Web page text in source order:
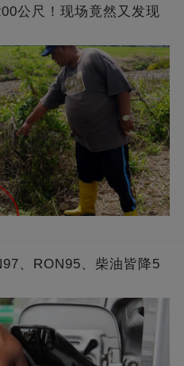
公尺！现场竟然又发现
、RON95、柴油皆降5